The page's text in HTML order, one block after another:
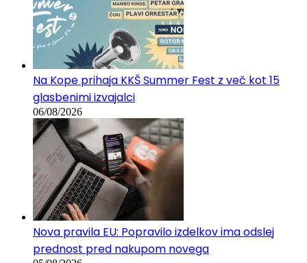
Na Kope prihaja KKŠ Summer Fest z več kot 15
glasbenimi izvajalci
06/08/2026
Nova pravila EU: Popravilo izdelkov ima odslej